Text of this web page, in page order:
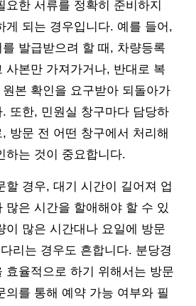
요한 서류를 정확히 준비하지
게 되는 경우입니다. 예를 들어,
발급받으려 할 때, 차량등록
사본만 가져가거나, 반대로 복
본 확인을 요구받아 되돌아가
또한, 민원실 창구마다 담당하
방문 전 어떤 창구에서 처리해
하는 것이 중요합니다.
할 경우, 대기 시간이 길어져 업
많은 시간을 할애해야 할 수 있
이 많은 시간대나 요일에 방문
리는 경우도 흔합니다. 분당경
효율적으로 하기 위해서는 방문
의를 통해 예약 가능 여부와 필